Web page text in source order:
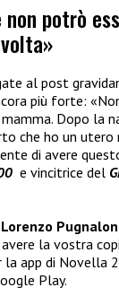
potrò
al post
più forte:
Dopo la
che ho un utero
di avere
e vincitrice del
Lorenzo
la vostra
la app di Novella
Play.